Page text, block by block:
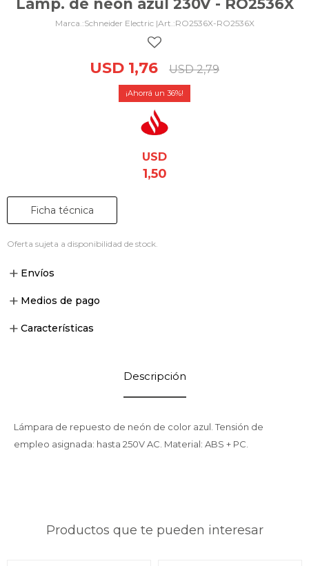
Lámp. de neón azul 230V - RO2536X
Schneider Electric | RO2536X-RO2536X
USD 1,76 USD 2,79
36
USD
1,50
Ficha técnica
Oferta sujeta a disponibilidad de stock.
Envíos
Medios de pago
Características
Descripción
Lámpara de repuesto de neón de color azul. Tensión de
empleo asignada: hasta 250V AC. Material: ABS + PC.
Productos que te pueden interesar